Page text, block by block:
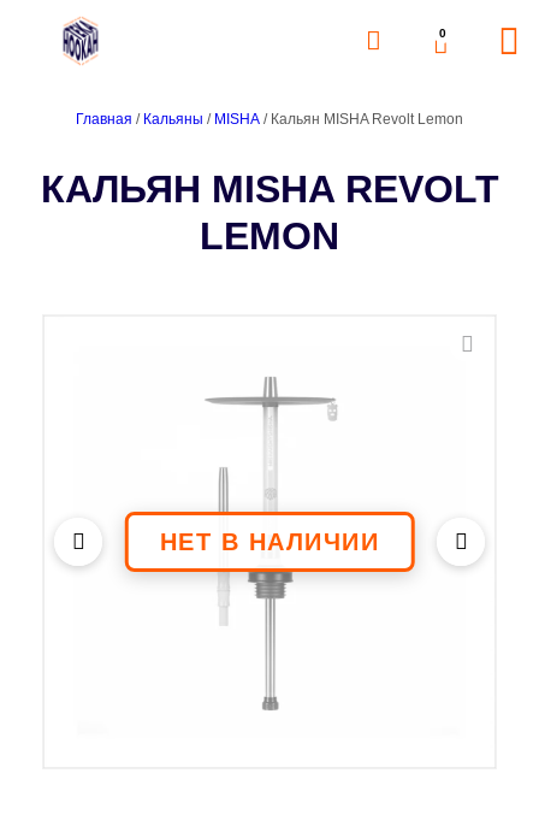
0
Главная / Кальяны / MISHA / Кальян MISHA Revolt Lemon
КАЛЬЯН MISHA REVOLT
LEMON